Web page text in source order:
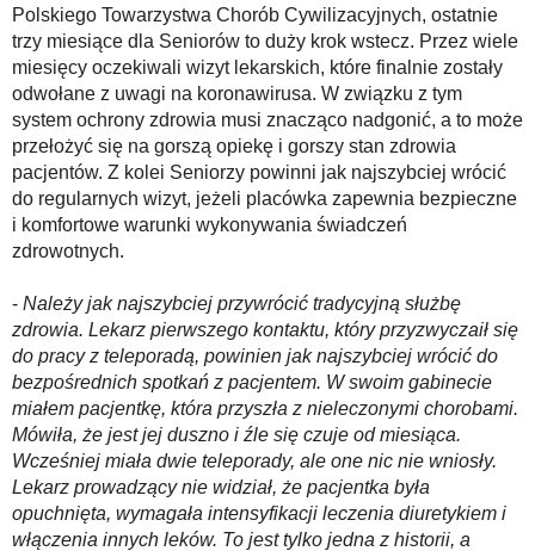
Polskiego Towarzystwa Chorób Cywilizacyjnych, ostatnie
trzy miesiące dla Seniorów to duży krok wstecz. Przez wiele
miesięcy oczekiwali wizyt lekarskich, które finalnie zostały
odwołane z uwagi na koronawirusa. W związku z tym
system ochrony zdrowia musi znacząco nadgonić, a to może
przełożyć się na gorszą opiekę i gorszy stan zdrowia
pacjentów. Z kolei Seniorzy powinni jak najszybciej wrócić
do regularnych wizyt, jeżeli placówka zapewnia bezpieczne
i komfortowe warunki wykonywania świadczeń
zdrowotnych.
- Należy jak najszybciej przywrócić tradycyjną służbę
zdrowia. Lekarz pierwszego kontaktu, który przyzwyczaił się
do pracy z teleporadą, powinien jak najszybciej wrócić do
bezpośrednich spotkań z pacjentem. W swoim gabinecie
miałem pacjentkę, która przyszła z nieleczonymi chorobami.
Mówiła, że jest jej duszno i źle się czuje od miesiąca.
Wcześniej miała dwie teleporady, ale one nic nie wniosły.
Lekarz prowadzący nie widział, że pacjentka była
opuchnięta, wymagała intensyfikacji leczenia diuretykiem i
włączenia innych leków. To jest tylko jedna z historii, a